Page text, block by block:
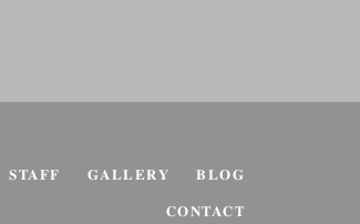
STAFF GALLERY BLOG
CONTACT